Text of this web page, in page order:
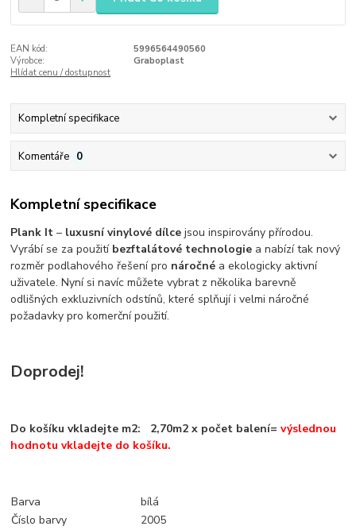
EAN kód:
5996564490560
Výrobce:
Graboplast
Hlídat cenu / dostupnost
Kompletní specifikace
Komentáře 0
Kompletní specifikace
Plank It – luxusní vinylové dílce jsou inspirovány přírodou.
Vyrábí se za použití bezftalátové technologie a nabízí tak nový
rozměr podlahového řešení pro náročné a ekologicky aktivní
uživatele. Nyní si navíc můžete vybrat z několika barevně
odlišných exkluzivních odstínů, které splňují i velmi náročné
požadavky pro komerční použití.
Doprodej!
Do košíku vkladejte m2: 2,70m2 x počet balení=výslednou
hodnotu vkladejte do košíku.
Barva
bílá
Číslo barvy
2005